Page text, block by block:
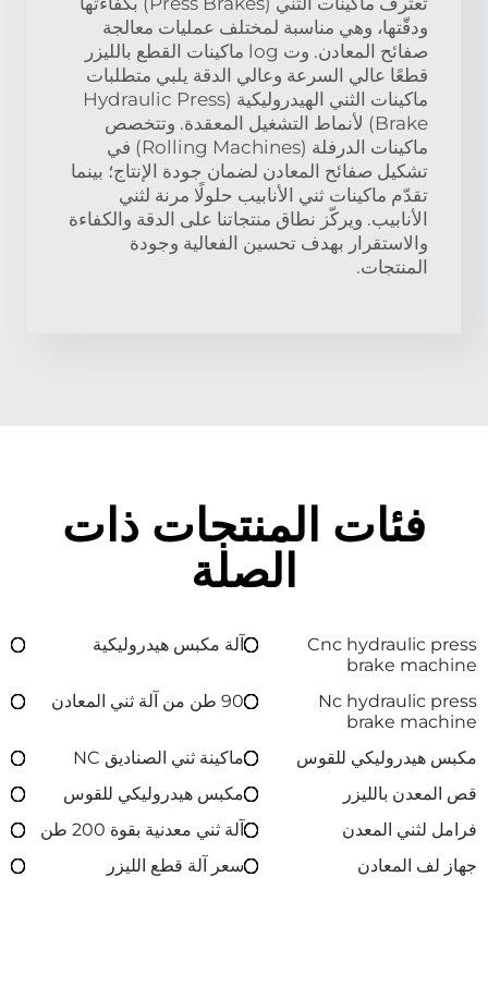
ودقّتها، وهي مناسبة لمختلف عمليات معالجة
صفائح المعادن. وت log ماكينات القطع بالليزر
قطعًا عالي السرعة وعالي الدقة يلبي متطلبات
ماكينات الثني الهيدروليكية (Hydraulic Press
Brake) لأنماط التشغيل المعقدة. وتتخصص
ماكينات الدرفلة (Rolling Machines) في
تشكيل صفائح المعادن لضمان جودة الإنتاج؛ بينما
تقدّم ماكينات ثني الأنابيب حلولًا مرنة لثني
الأنابيب. ويركّز نطاق منتجاتنا على الدقة والكفاءة
والاستقرار بهدف تحسين الفعالية وجودة
المنتجات.
فئات المنتجات ذات
الصلة
Cnc hydraulic press
brake machine
آلة مكبس هيدروليكية
Nc hydraulic press
brake machine
90 طن من آلة ثني المعادن
مكبس هيدروليكي للقوس
ماكينة ثني الصناديق NC
قص المعدن بالليزر
مكبس هيدروليكي للقوس
فرامل لثني المعدن
آلة ثني معدنية بقوة 200 طن
جهاز لف المعادن
سعر آلة قطع الليزر